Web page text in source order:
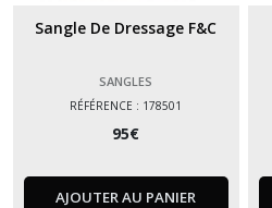
Sangle De Dressage F&C
SANGLES
RÉFÉRENCE : 178501
95€
AJOUTER AU PANIER